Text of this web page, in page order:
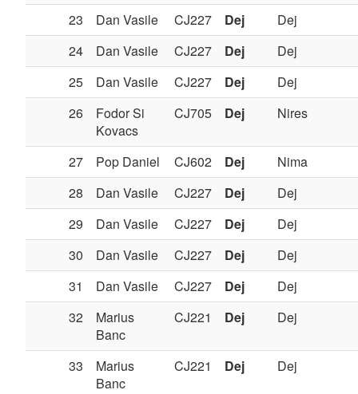
23 Dan Vasile CJ227 Dej
Dej
24
Dan Vasile CJ227 Dej
Dej
25
Dan Vasile CJ227 Dej
Dej
26
Fodor Si
Kovacs
CJ705 Dej Nires
27 Pop Daniel CJ602 Dej
Nima
28
Dan Vasile CJ227 Dej
Dej
29
Dan Vasile CJ227 Dej
Dej
30
Dan Vasile CJ227 Dej
Dej
31
Dan Vasile CJ227 Dej
Dej
32
Marius
Banc
CJ221 Dej Dej
33
Marius
Banc
CJ221 Dej Dej